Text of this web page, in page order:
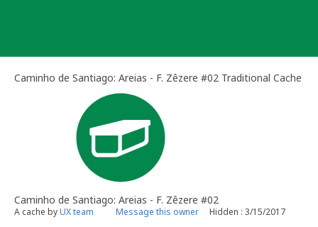
Caminho de Santiago: Areias - F. Zêzere #02 Traditional Cache
Caminho de Santiago: Areias - F. Zêzere #02
A cache byUX team Message this owner Hidden : 3/15/2017